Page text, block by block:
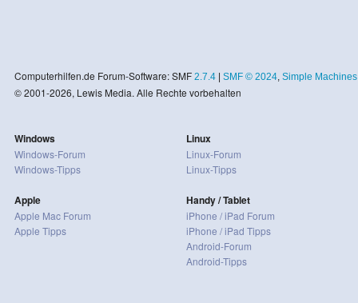
Computerhilfen.de Forum-Software: SMF 2.7.4| SMF © 2024, Simple Machines
© 2001-2026, Lewis Media. Alle Rechte vorbehalten
Windows
Windows-Forum
Windows-Tipps
Apple
Apple Mac Forum
Apple Tipps
Linux
Linux-Forum
Linux-Tipps
Handy / Tablet
iPhone / iPad Forum
iPhone / iPad Tipps
Android-Forum
Android-Tipps